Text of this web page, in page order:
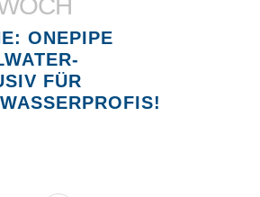
ONEPIPE
FÜR